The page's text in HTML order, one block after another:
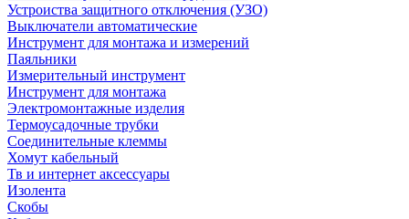
Устроиства защитного отключения (УЗО)
Выключатели автоматические
Инструмент для монтажа и измерений
Паяльники
Измерительный инструмент
Инструмент для монтажа
Электромонтажные изделия
Термоусадочные трубки
Соединительные клеммы
Хомут кабельный
Тв и интернет аксессуары
Изолента
Скобы